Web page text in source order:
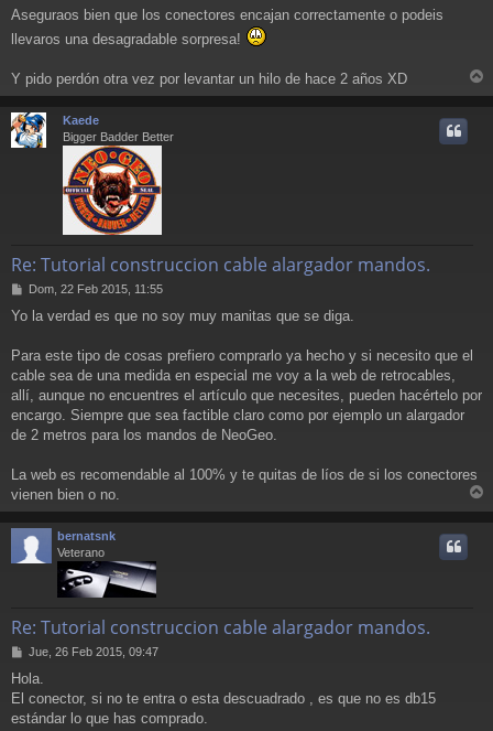
Aseguraos bien que los conectores encajan correctamente o podeis
llevaros una desagradable sorpresa!
Y pido perdón otra vez por levantar un hilo de hace 2 años XD
r
Kaede
Bigger Badder Better
Re: Tutorial construccion cable alargador mandos.
M
n
a
j
e
Dom, 22 Feb 2015, 11:55
Yo la verdad es que no soy muy manitas que se diga.
Para este tipo de cosas prefiero comprarlo ya hecho y si necesito que el
cable sea de una medida en especial me voy a la web de retrocables,
allí, aunque no encuentres el artículo que necesites, pueden hacértelo por
encargo. Siempre que sea factible claro como por ejemplo un alargador
de 2 metros para los mandos de NeoGeo.
La web es recomendable al 100% y te quitas de líos de si los conectores
vienen bien o no.
r
bernatsnk
Veterano
Re: Tutorial construccion cable alargador mandos.
M
n
s
a
Jue, 26 Feb 2015, 09:47
Hola.
El conector, si no te entra o esta descuadrado , es que no es db15
estándar lo que has comprado.